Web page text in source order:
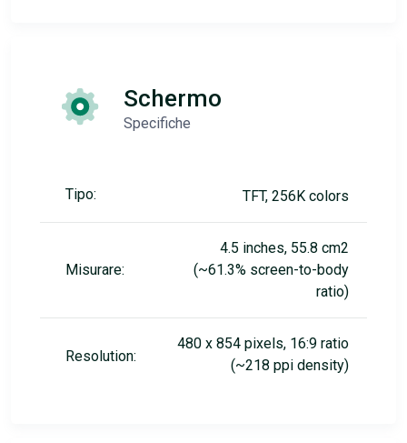
Schermo
Specifiche
Tipo: TFT, 256K colors
Misurare:
4.5 inches, 55.8 cm2
(~61.3% screen-to-body
ratio)
Resolution:
480 x 854 pixels, 16:9 ratio
(~218 ppi density)